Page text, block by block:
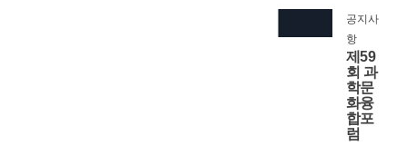
공지사
항
제59
회 과
학문
화융
합포
럼